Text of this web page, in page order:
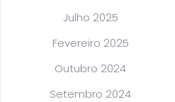
Julho 2025
Fevereiro 2025
Outubro 2024
Setembro 2024